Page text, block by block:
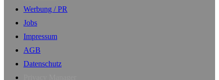
Werbung / PR
Jobs
Impressum
AGB
Datenschutz